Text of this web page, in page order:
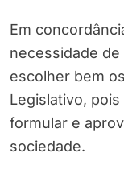
Em
necessidade
escolher bem
Legislativo,
formular e
sociedade.